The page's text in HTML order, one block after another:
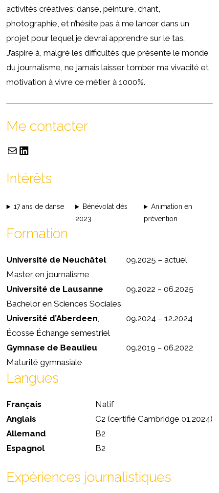
activités créatives: danse, peinture, chant,
photographie, et n’hésite pas à me lancer dans un
projet pour lequel je devrai apprendre sur le tas.
J’aspire à, malgré les difficultés que présente le monde
du journalisme, ne jamais laisser tomber ma vivacité et
motivation à vivre ce métier à 1000%.
Me contacter
Intérêts
17 ans de danse
Bénévolat dès
2023
Animation en
prévention
Formation
Université de Neuchâtel
Master en journalisme
Université de Lausanne
Bachelor en Sciences Sociales
Université d’Aberdeen,
Écosse Échange semestriel
Gymnase de Beaulieu
Maturité gymnasiale
09.2025 – actuel
09.2022 – 06.2025
09.2024 – 12.2024
09.2019 – 06.2022
Langues
Français
Anglais
Allemand
Espagnol
Natif
C2 (certifié Cambridge 01.2024)
B2
B2
Expériences journalistiques